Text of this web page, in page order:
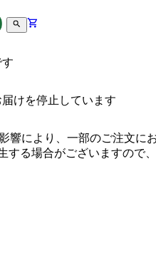
けを停止しています
響により、一部のご注文
する場合がございますので